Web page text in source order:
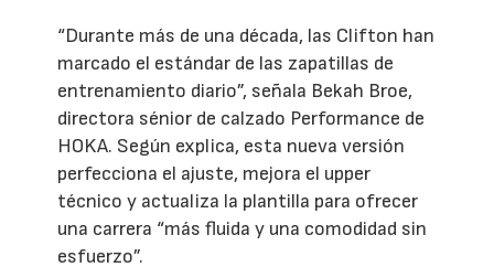
“Durante más de una década, las Clifton han
marcado el estándar de las zapatillas de
entrenamiento diario”, señala Bekah Broe,
directora sénior de calzado Performance de
HOKA. Según explica, esta nueva versión
perfecciona el ajuste, mejora el upper
técnico y actualiza la plantilla para ofrecer
una carrera “más fluida y una comodidad sin
esfuerzo”.